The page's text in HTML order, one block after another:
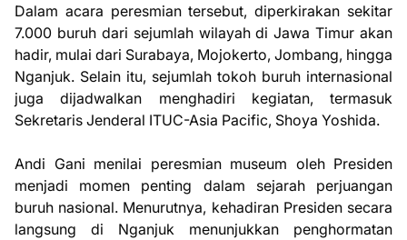
Dalam acara peresmian tersebut, diperkirakan sekitar
7.000 buruh dari sejumlah wilayah di Jawa Timur akan
hadir, mulai dari Surabaya, Mojokerto, Jombang, hingga
Nganjuk. Selain itu, sejumlah tokoh buruh internasional
juga dijadwalkan menghadiri kegiatan, termasuk
Sekretaris Jenderal ITUC-Asia Pacific, Shoya Yoshida.
Andi Gani menilai peresmian museum oleh Presiden
menjadi momen penting dalam sejarah perjuangan
buruh nasional. Menurutnya, kehadiran Presiden secara
langsung di Nganjuk menunjukkan penghormatan